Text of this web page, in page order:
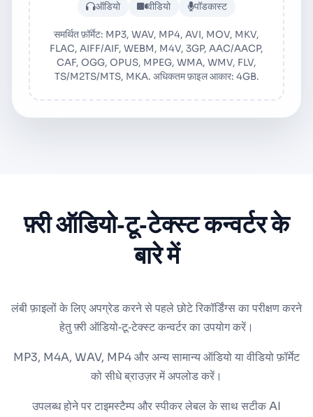
ऑडियो वीडियो पॉडकास्ट
समर्थित फ़ॉर्मेट: MP3, WAV, MP4, AVI, MOV, MKV,
FLAC, AIFF/AIF, WEBM, M4V, 3GP, AAC/AACP,
CAF, OGG, OPUS, MPEG, WMA, WMV, FLV,
TS/M2TS/MTS, MKA. अधिकतम फ़ाइल आकार: 4GB.
फ़्री ऑडियो‑टू‑टेक्स्ट कन्वर्टर के
बारे में
लंबी फ़ाइलों के लिए अपग्रेड करने से पहले छोटे रिकॉर्डिंग्स का परीक्षण करने
हेतु फ़्री ऑडियो‑टू‑टेक्स्ट कन्वर्टर का उपयोग करें।
MP3, M4A, WAV, MP4 और अन्य सामान्य ऑडियो या वीडियो फ़ॉर्मेट
को सीधे ब्राउज़र में अपलोड करें।
उपलब्ध होने पर टाइमस्टैम्प और स्पीकर लेबल के साथ सटीक AI